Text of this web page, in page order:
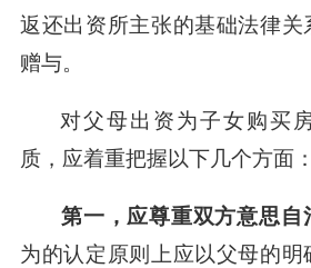
返还出资所主张的基础法律
赠与。
对父母出资为子女购买
质，应着重把握以下几个方面：
第一，应尊重双方意思自
为的认定原则上应以父母的明